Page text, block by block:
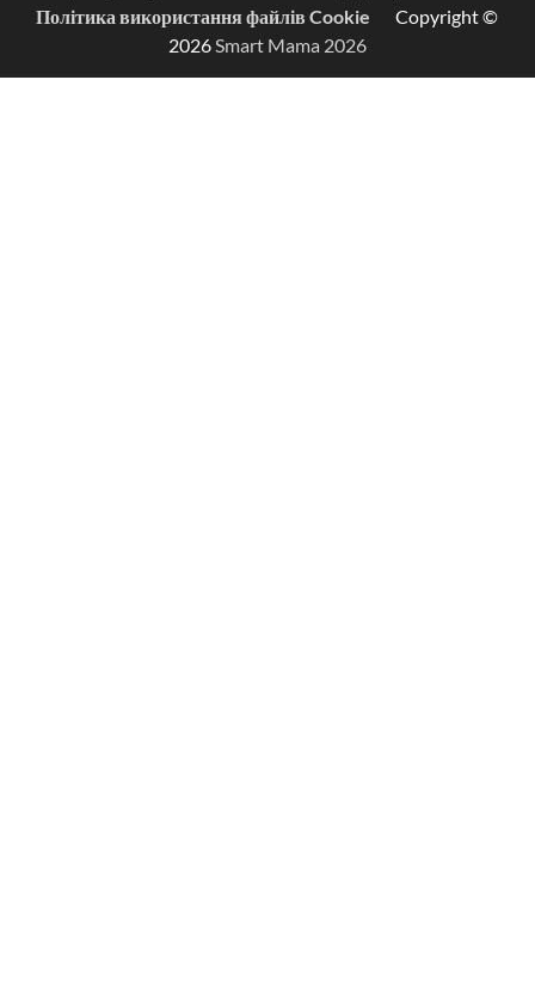
Політика використання файлів Cookie
Copyright ©
2026 Smart Mama 2026